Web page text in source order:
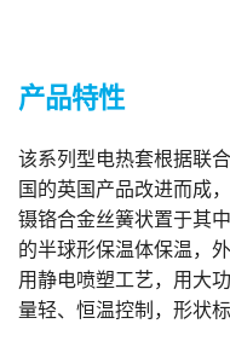
产品特性
该系列型电热套根据联
国的英国产品改进而成
镊铬合金丝簧状置于其
的半球形保温体保温，
用静电喷塑工艺，用大
量轻、恒温控制，形状